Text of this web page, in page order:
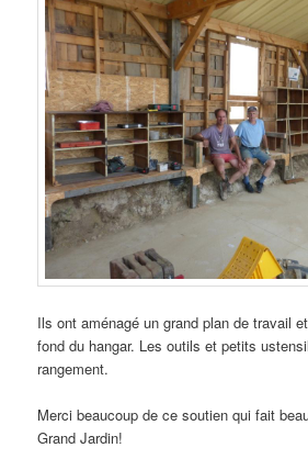
Ils ont aménagé un grand plan de travail
fond du hangar. Les outils et petits
rangement.
Merci beaucoup de ce soutien qui fait
Grand Jardin!